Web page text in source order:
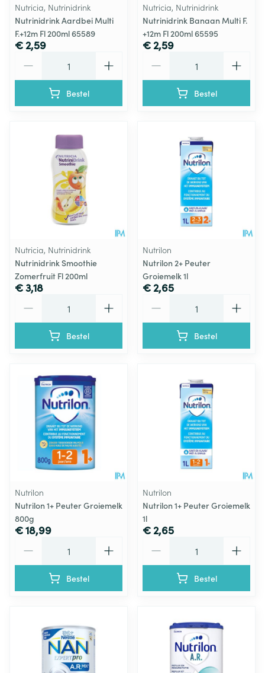
Nutricia, Nutrinidrink
Nutrinidrink Aardbei Multi
F.+12m Fl 200ml 65589
€ 2,59
Bestel
Nutricia, Nutrinidrink
Nutrinidrink Banaan Multi F.
+12m Fl 200ml 65595
€ 2,59
Bestel
Nutricia, Nutrinidrink
Nutrinidrink Smoothie
Zomerfruit Fl 200ml
€ 3,18
Bestel
Nutrilon
Nutrilon 2+ Peuter
Groiemelk 1l
€ 2,65
Bestel
Nutrilon
Nutrilon 1+ Peuter Groiemelk
800g
€ 18,99
Bestel
Nutrilon
Nutrilon 1+ Peuter Groiemelk
1l
€ 2,65
Bestel